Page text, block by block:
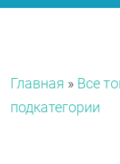
Главная » Все
подкатегории